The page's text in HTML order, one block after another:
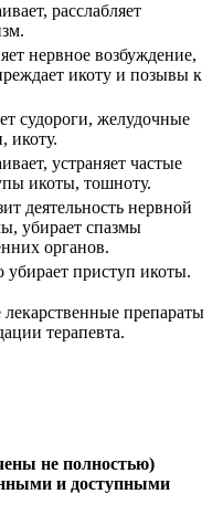
расслабляет
нервное возбуждение,
икоту и позывы к
судороги, желудочные
икоту.
устраняет частые
икоты, тошноту.
деятельность нервной
убирает спазмы
органов.
убирает приступ икоты.
препараты
терапевта.
не полностью)
и доступными